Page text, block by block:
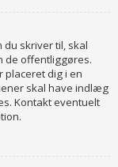
skriver til, skal
de offentliggøres.
placeret dig i en
skal have indlæg
Kontakt eventuelt